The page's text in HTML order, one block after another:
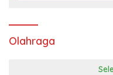
Olahraga